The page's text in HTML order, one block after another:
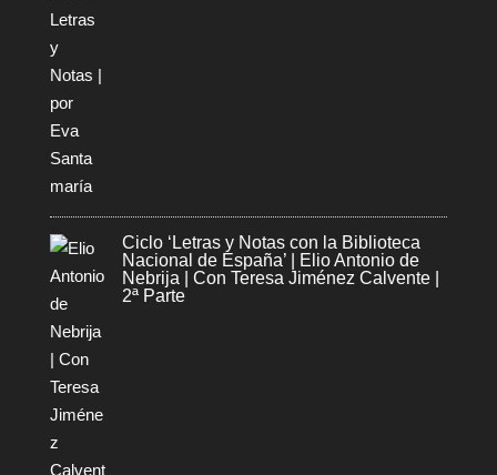
Ciclo ‘Letras y Notas con la Biblioteca
Nacional de España’ | Elio Antonio de
Nebrija | Con Teresa Jiménez Calvente |
2ª Parte